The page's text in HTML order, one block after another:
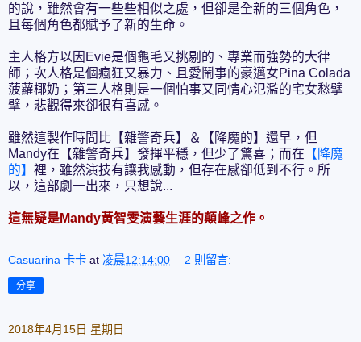
的說，雖然會有一些些相似之處，但卻是全新的三個角色，
且每個角色都賦予了新的生命。
主人格方以因Evie是個龜毛又挑剔的、專業而強勢的大律
師；次人格是個瘋狂又暴力、且愛鬧事的豪邁女Pina Colada
菠蘿椰奶；第三人格則是一個怕事又同情心氾濫的宅女愁擘
擘，悲觀得來卻很有喜感。
雖然這製作時間比【雜警奇兵】＆【降魔的】還早，但
Mandy在【雜警奇兵】發揮平穩，但少了驚喜；而在 【降魔
的】 裡，雖然演技有讓我感動，但存在感卻低到不行。所
以，這部劇一出來，只想說...
這無疑是Mandy黃智雯演藝生涯的顛峰之作。
Casuarina 卡卡 at 凌晨12:14:00 2 則留言:
分享
2018年4月15日 星期日